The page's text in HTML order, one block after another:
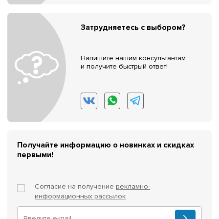
Затрудняетесь с выбором?
Напишите нашим консультантам
и получите быстрый ответ!
Получайте информацию о новинках и скидках
первыми!
Согласие на получение рекламно-
информационных рассылок